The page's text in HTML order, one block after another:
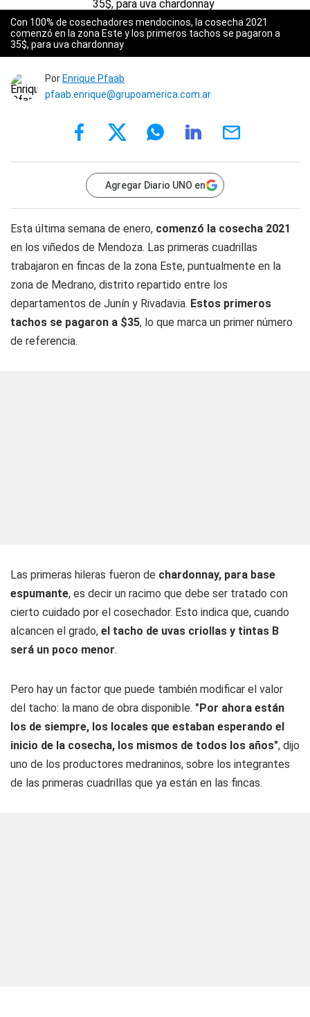
Con 100% de cosechadores mendocinos, la cosecha 2021
comenzó en la zona Este y los primeros tachos se pagaron a
35$, para uva chardonnay
Por Enrique Pfaab
pfaab.enrique@grupoamerica.com.ar
Agregar Diario UNO en
Esta última semana de enero, comenzó la cosecha 2021
en los viñedos de Mendoza. Las primeras cuadrillas
trabajaron en fincas de la zona Este, puntualmente en la
zona de Medrano, distrito repartido entre los
departamentos de Junín y Rivadavia. Estos primeros
tachos se pagaron a $35, lo que marca un primer número
de referencia.
Las primeras hileras fueron de chardonnay, para base
espumante, es decir un racimo que debe ser tratado con
cierto cuidado por el cosechador. Esto indica que, cuando
alcancen el grado, el tacho de uvas criollas y tintas B
será un poco menor.
Pero hay un factor que puede también modificar el valor
del tacho: la mano de obra disponible. "Por ahora están
los de siempre, los locales que estaban esperando el
inicio de la cosecha, los mismos de todos los años", dijo
uno de los productores medraninos, sobre los integrantes
de las primeras cuadrillas que ya están en las fincas.